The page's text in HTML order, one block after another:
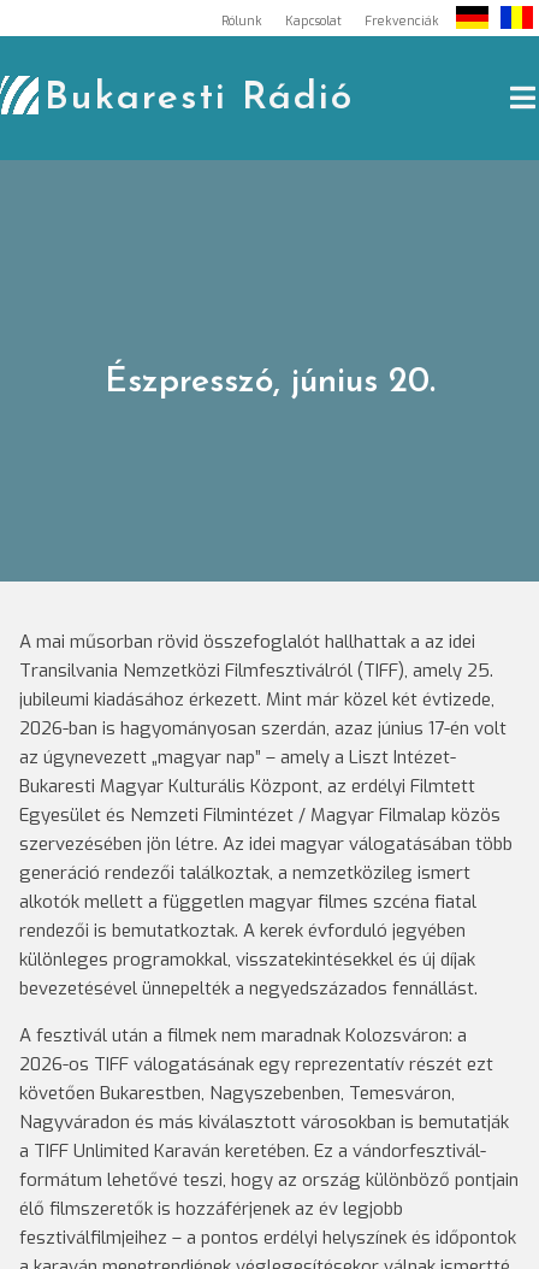
to
content
Rólunk Kapcsolat Frekvenciák
Bukaresti Rádió
Észpresszó, június 20.
A mai műsorban rövid összefoglalót hallhattak a az idei
Transilvania Nemzetközi Filmfesztiválról (TIFF), amely 25.
jubileumi kiadásához érkezett. Mint már közel két évtizede,
2026-ban is hagyományosan szerdán, azaz június 17-én volt
az úgynevezett „magyar nap” – amely a Liszt Intézet-
Bukaresti Magyar Kulturális Központ, az erdélyi Filmtett
Egyesület és Nemzeti Filmintézet / Magyar Filmalap közös
szervezésében jön létre. Az idei magyar válogatásában több
generáció rendezői találkoztak, a nemzetközileg ismert
alkotók mellett a független magyar filmes szcéna fiatal
rendezői is bemutatkoztak. A kerek évforduló jegyében
különleges programokkal, visszatekintésekkel és új díjak
bevezetésével ünnepelték a negyedszázados fennállást.
A fesztivál után a filmek nem maradnak Kolozsváron: a
2026-os TIFF válogatásának egy reprezentatív részét ezt
követően Bukarestben, Nagyszebenben, Temesváron,
Nagyváradon és más kiválasztott városokban is bemutatják
a TIFF Unlimited Karaván keretében. Ez a vándorfesztivál-
formátum lehetővé teszi, hogy az ország különböző pontjain
élő filmszeretők is hozzáférjenek az év legjobb
fesztiválfilmjeihez – a pontos erdélyi helyszínek és időpontok